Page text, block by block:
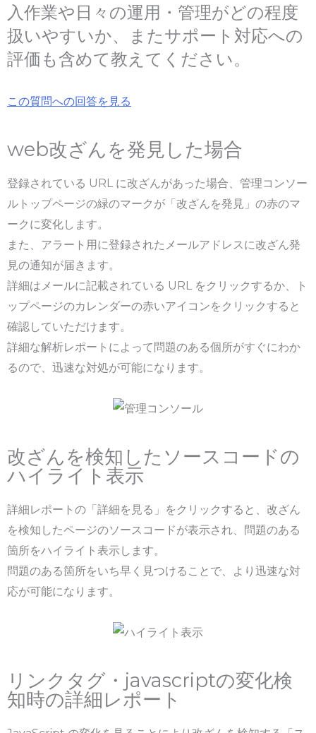
入作業や日々の運用・管理がどの程度
扱いやすいか、またサポート対応への
評価も含めて教えてください。
この質問への回答を見る
web改ざんを発見した場合
登録されている URL に改ざんがあった場合、管理コンソー
ルトップページの緑のマークが「改ざんを発見」の赤のマ
ークに変化します。
また、アラート用に登録されたメールアドレスに改ざん発
見の通知が届きます。
詳細はメールに記載されている URL をクリックするか、ト
ップページのカレンダーの赤いアイコンをクリックすると
確認していただけます。
詳細な解析レポートによって問題のある個所がすぐにわか
るので、迅速な対処が可能になります。
改ざんを検知したソースコードの
ハイライト表示
詳細レポートの「詳細を見る」をクリックすると、改ざん
を検知したページのソースコードが表示され、問題のある
箇所をハイライト表示します。
問題のある箇所をいち早く見つけることで、より迅速な対
応が可能になります。
リンクタグ・javascriptの変化検
知時の詳細レポート